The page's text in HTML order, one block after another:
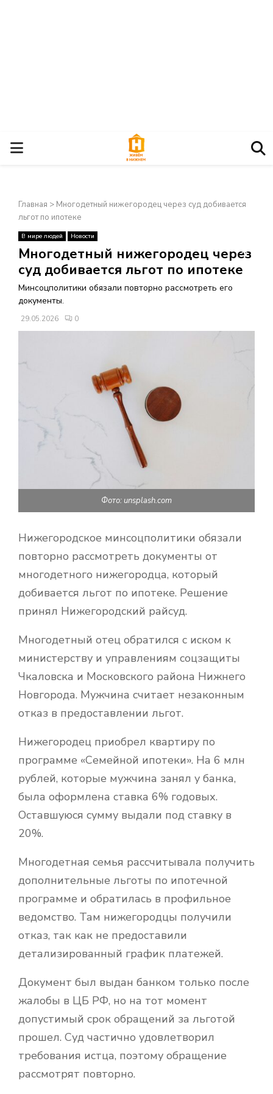
О
Н
О
В
Ю
Главная > Многодетный нижегородец через суд добивается
льгот по ипотеке
В мире людей Новости
Многодетный нижегородец через
суд добивается льгот по ипотеке
Минсоцполитики обязали повторно рассмотреть его
документы.
29.05.2026 0
Фото: unsplash.com
Нижегородское минсоцполитики обязали
повторно рассмотреть документы от
многодетного нижегородца, который
добивается льгот по ипотеке. Решение
принял Нижегородский райсуд.
×
Многодетный отец обратился с иском к
министерству и управлениям соцзащиты
Чкаловска и Московского района Нижнего
Новгорода. Мужчина считает незаконным
отказ в предоставлении льгот.
Нижегородец приобрел квартиру по
программе «Семейной ипотеки». На 6 млн
рублей, которые мужчина занял у банка,
была оформлена ставка 6% годовых.
Оставшуюся сумму выдали под ставку в
20%.
Многодетная семья рассчитывала получить
дополнительные льготы по ипотечной
программе и обратилась в профильное
ведомство. Там нижегородцы получили
отказ, так как не предоставили
детализированный график платежей.
Документ был выдан банком только после
жалобы в ЦБ РФ, но на тот момент
допустимый срок обращений за льготой
прошел. Суд частично удовлетворил
требования истца, поэтому обращение
рассмотрят повторно.